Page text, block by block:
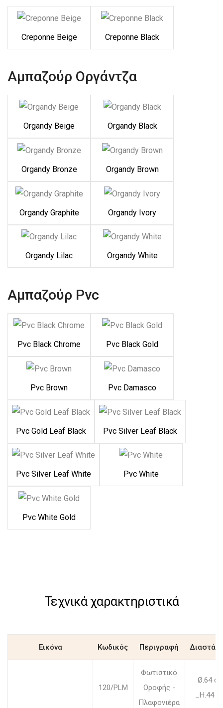
Creponne Beige Creponne Black
Αμπαζούρ Οργάντζα
Organdy Beige Organdy Black
Organdy Bronze Organdy Brown
Organdy Graphite Organdy Ivory
Organdy Lilac Organdy White
Αμπαζούρ Pvc
Pvc Black Chrome Pvc Black Gold
Pvc Brown Pvc Damasco
Pvc Gold Leaf Black Pvc Silver Leaf Black
Pvc Silver Leaf White Pvc White
Pvc White Gold
Τεχνικά χαρακτηριστικά
Εικόνα Κωδικός Περιγραφή
120/PLM
Φωτιστικό
Οροφής -
Πλαφονιέρα
Ø.64
_H.44